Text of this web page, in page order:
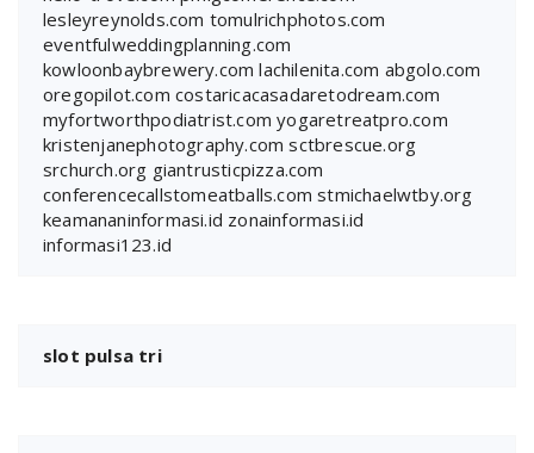
lesleyreynolds.com tomulrichphotos.com
eventfulweddingplanning.com
kowloonbaybrewery.com lachilenita.com abgolo.com
oregopilot.com costaricacasadaretodream.com
myfortworthpodiatrist.com yogaretreatpro.com
kristenjanephotography.com sctbrescue.org
srchurch.org giantrusticpizza.com
conferencecallstomeatballs.com stmichaelwtby.org
keamananinformasi.id zonainformasi.id
informasi123.id
slot pulsa tri